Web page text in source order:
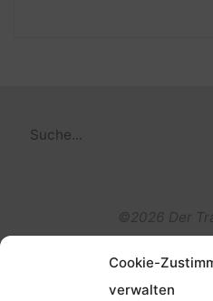
Cookie-
verwalten
Suchen
©2026 Der